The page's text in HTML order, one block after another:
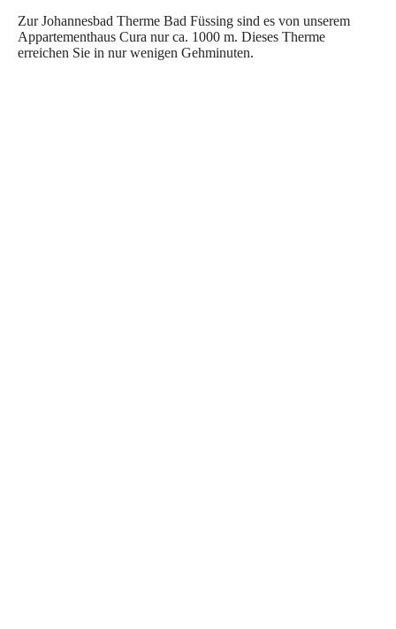
Zur Johannesbad Therme Bad Füssing sind es von unserem
Appartementhaus Cura nur ca. 1000 m. Dieses Therme
erreichen Sie in nur wenigen Gehminuten.